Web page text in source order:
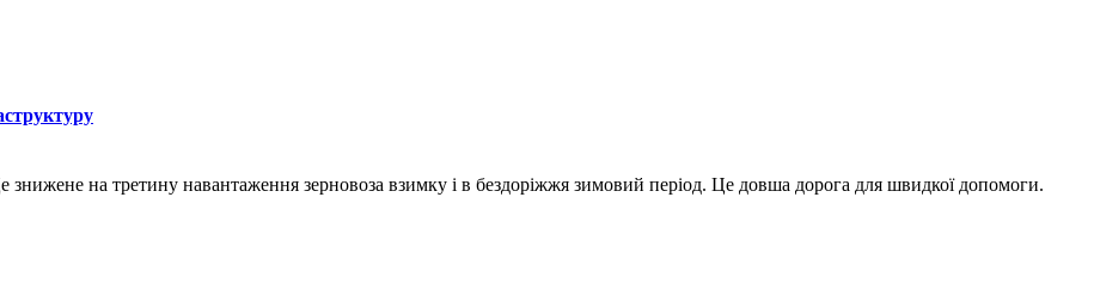
на третину навантаження зерновоза взимку і в бездоріжжя зимовий період. Це довша дорога для швидкої допомоги.